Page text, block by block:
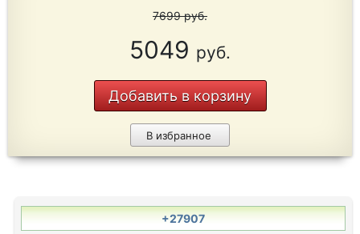
7699руб.
5049 руб.
Добавить в корзину
В избранное
+27907